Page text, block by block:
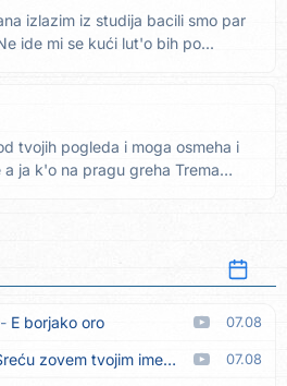
izlazim iz studija bacili smo par
ide mi se kući lut'o bih po...
tvojih pogleda i moga osmeha i
ja k'o na pragu greha Trema
E borjako oro 07.08
zovem tvojim imenom (feat. Kristina Smetko) 07.08